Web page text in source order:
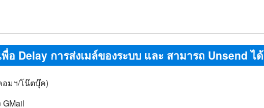
อ Delay การส่งเมล์ของระบบ และ สามารถ Unsend ได้
อมฯ/โน๊ตบุ๊ค)